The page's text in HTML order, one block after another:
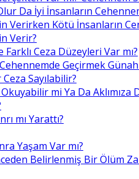
Da İyi İnsanların
Verirken Kötü İnsanların
Verir?
Ceza Düzeyleri Var mı?
Geçirmek
Sayılabilir?
Okuyabilir mi Ya Da Aklımıza
mı Yarattı?
Yaşam Var mı?
Belirlenmiş Bir Ölüm